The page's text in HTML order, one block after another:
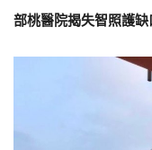
部桃醫院揭失智照護